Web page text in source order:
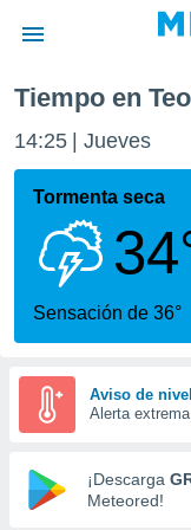
de
ha
para
calidad.
a este
las
y
forma
digital
basada
Tiempo en
14:25 Jueves
Tormenta seca
Sensación de 36°
Aviso de
Alerta
¡Descarga
Meteored!